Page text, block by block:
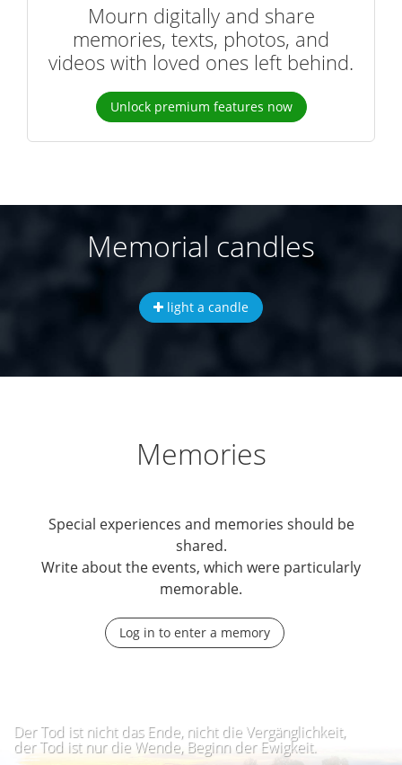
Mourn digitally and share
memories, texts, photos, and
videos with loved ones left behind.
Unlock premium features now
Memorial candles
light a candle
Memories
Special experiences and memories should be
shared.
Write about the events, which were particularly
memorable.
Log in to enter a memory
Der Tod ist nicht das Ende, nicht die Vergänglichkeit,
der Tod ist nur die Wende, Beginn der Ewigkeit.